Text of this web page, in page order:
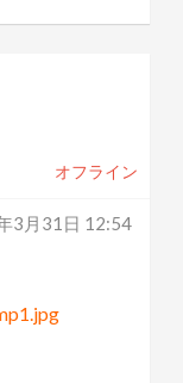
オフライン
3月31日 12:54